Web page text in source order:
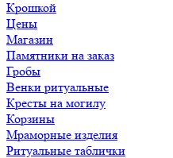
Крошкой
Цены
Магазин
Памятники на заказ
Гробы
Венки ритуальные
Кресты на могилу
Корзины
Мраморные изделия
Ритуальные таблички